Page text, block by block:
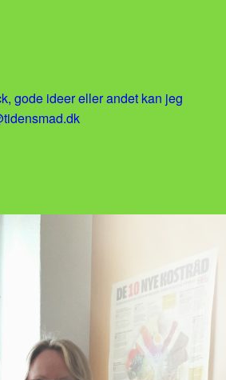
gode ideer eller andet kan jeg